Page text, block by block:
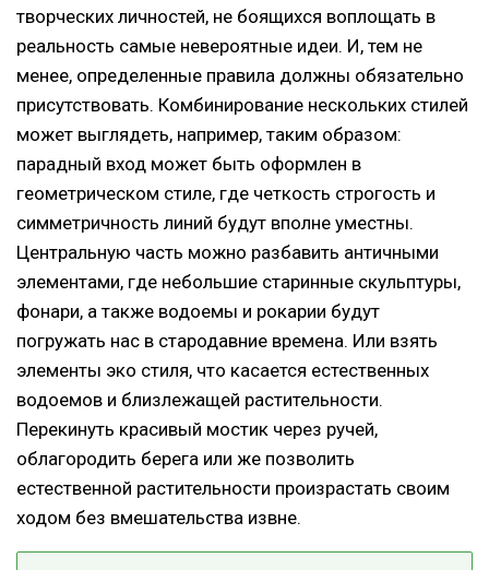
творческих личностей, не боящихся воплощать в
реальность самые невероятные идеи. И, тем не
менее, определенные правила должны обязательно
присутствовать. Комбинирование нескольких стилей
может выглядеть, например, таким образом:
парадный вход может быть оформлен в
геометрическом стиле, где четкость строгость и
симметричность линий будут вполне уместны.
Центральную часть можно разбавить античными
элементами, где небольшие старинные скульптуры,
фонари, а также водоемы и рокарии будут
погружать нас в стародавние времена. Или взять
элементы эко стиля, что касается естественных
водоемов и близлежащей растительности.
Перекинуть красивый мостик через ручей,
облагородить берега или же позволить
естественной растительности произрастать своим
ходом без вмешательства извне.